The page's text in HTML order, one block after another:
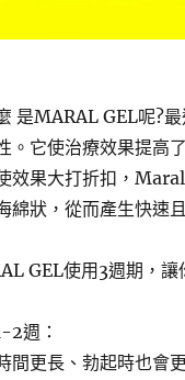
是MARAL GEL呢?
。它使治療效果提高
效果大打折扣，
綿狀，從而產生快速
GEL使用3週期，讓
2週：
間更長、勃起時也